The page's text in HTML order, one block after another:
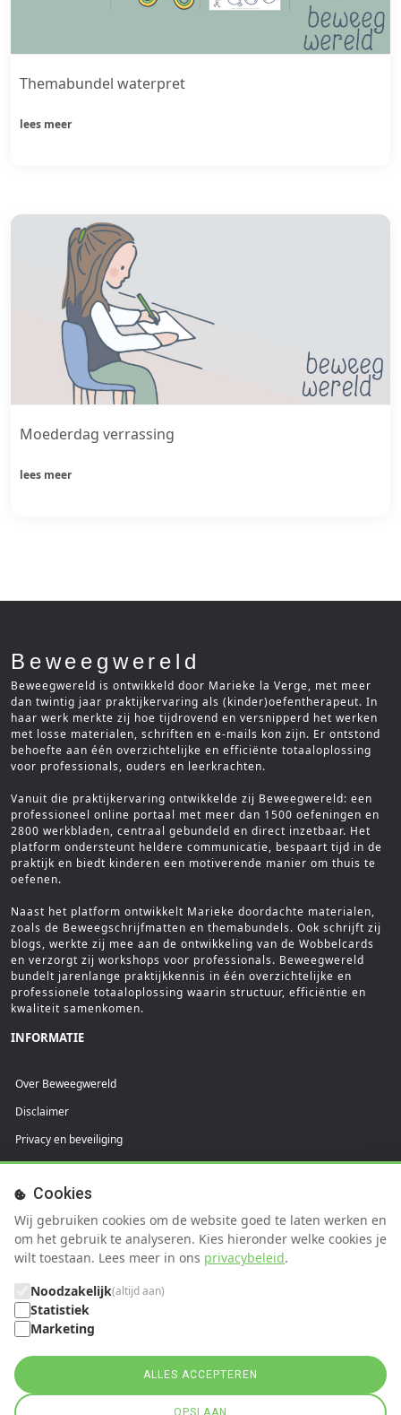
Themabundel waterpret
lees meer
Moederdag verrassing
lees meer
Beweegwereld
Beweegwereld is ontwikkeld door Marieke la Verge, met meer
dan twintig jaar praktijkervaring als (kinder)oefentherapeut. In
haar werk merkte zij hoe tijdrovend en versnipperd het werken
met losse materialen, schriften en e-mails kon zijn. Er ontstond
behoefte aan één overzichtelijke en efficiënte totaaloplossing
voor professionals, ouders en leerkrachten.
Vanuit die praktijkervaring ontwikkelde zij Beweegwereld: een
professioneel online portaal met meer dan 1500 oefeningen en
2800 werkbladen, centraal gebundeld en direct inzetbaar. Het
platform ondersteunt heldere communicatie, bespaart tijd in de
praktijk en biedt kinderen een motiverende manier om thuis te
oefenen.
Naast het platform ontwikkelt Marieke doordachte materialen,
zoals de Beweegschrijfmatten en themabundels. Ook schrijft zij
blogs, werkte zij mee aan de ontwikkeling van de Wobbelcards
en verzorgt zij workshops voor professionals. Beweegwereld
bundelt jarenlange praktijkkennis in één overzichtelijke en
professionele totaaloplossing waarin structuur, efficiëntie en
kwaliteit samenkomen.
INFORMATIE
Over Beweegwereld
Disclaimer
Privacy en beveiliging
Praktijkvoorwaarden
Cliëntvoorwaarden
SUPPORT
Help
Contact
Cookies
Wij gebruiken cookies om de website goed te laten werken en
om het gebruik te analyseren. Kies hieronder welke cookies je
wilt toestaan. Lees meer in ons privacybeleid.
Noodzakelijk(altijd aan)
Statistiek
Marketing
ALLES ACCEPTEREN
OPSLAAN